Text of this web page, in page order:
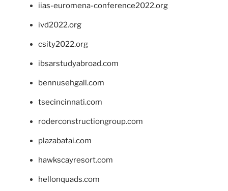
iias-euromena-conference2022.org
ivd2022.org
csity2022.org
ibsarstudyabroad.com
bennusehgall.com
tsecincinnati.com
roderconstructiongroup.com
plazabatai.com
hawkscayresort.com
hellonquads.com